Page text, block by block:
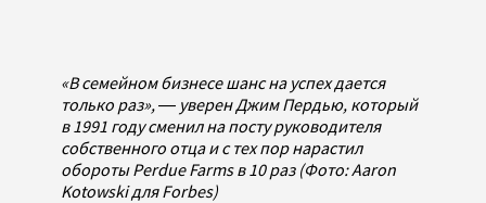
«В семейном бизнесе шанс на успех дается
только раз», ― уверен Джим Пердью, который
в 1991 году сменил на посту руководителя
собственного отца и с тех пор нарастил
обороты Perdue Farms в 10 раз (Фото: Aaron
Kotowski для Forbes)